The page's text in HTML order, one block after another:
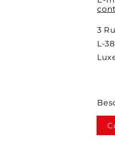
3
L-